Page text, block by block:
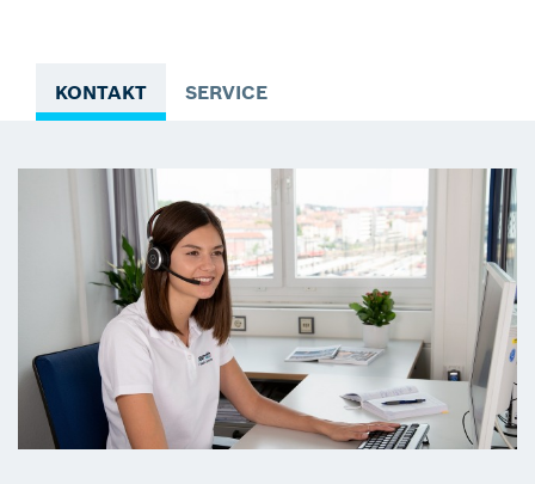
KONTAKT SERVICE